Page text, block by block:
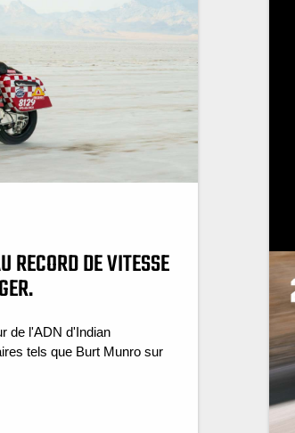
RECORD DE VITESSE
de l'ADN d'Indian
tels que Burt Munro sur